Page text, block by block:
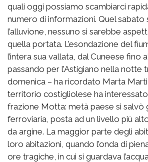
quali oggi possiamo scambiarci
numero di informazioni. Quel sabato
l’alluvione, nessuno si sarebbe
quella portata. L’esondazione del
l’intera sua vallata, dal Cuneese fino
passando per l’Astigiano nella notte
domenica – ha ricordato Marta
territorio costigliolese ha
frazione Motta: metà paese si salvò
ferroviaria, posta ad un livello più
da argine. La maggior parte degli
loro abitazioni, quando l’onda di
ore tragiche, in cui si guardava